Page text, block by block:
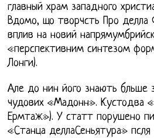
главный храм западного
Вдомо, що творчсть Про делла
вплив на новий
«перспективним синтезом
Лонги).
Але до нин його знають бльше
чудових «Мадонн». Кустодва
Ермтаж»). У статт порушено
«Станца деллаСеньятура» псля